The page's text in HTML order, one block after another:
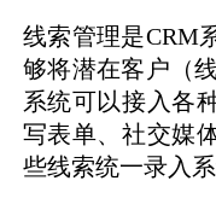
线索管理是CRM
够将潜在客户（
系统可以接入各
写表单、社交媒
些线索统一录入系